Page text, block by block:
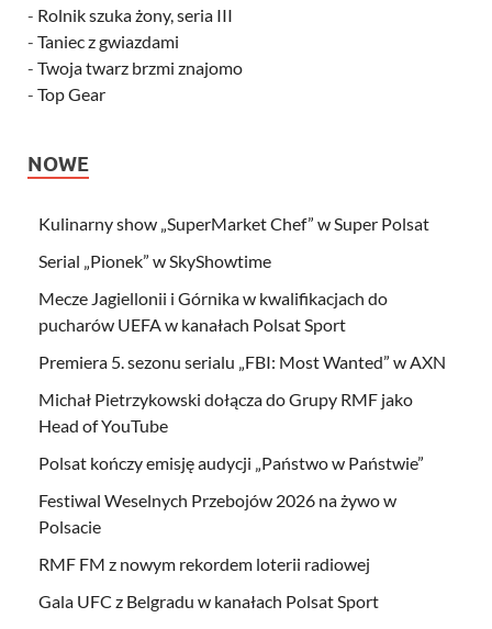
- Rolnik szuka żony, seria III
- Taniec z gwiazdami
- Twoja twarz brzmi znajomo
- Top Gear
NOWE
Kulinarny show „SuperMarket Chef” w Super Polsat
Serial „Pionek” w SkyShowtime
Mecze Jagiellonii i Górnika w kwalifikacjach do
pucharów UEFA w kanałach Polsat Sport
Premiera 5. sezonu serialu „FBI: Most Wanted” w AXN
Michał Pietrzykowski dołącza do Grupy RMF jako
Head of YouTube
Polsat kończy emisję audycji „Państwo w Państwie”
Festiwal Weselnych Przebojów 2026 na żywo w
Polsacie
RMF FM z nowym rekordem loterii radiowej
Gala UFC z Belgradu w kanałach Polsat Sport